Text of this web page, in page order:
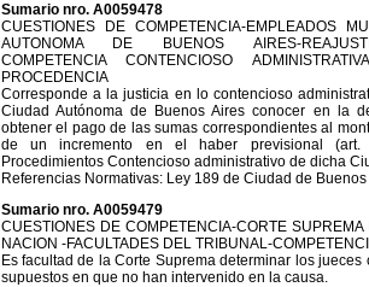
Sumario nro. A0059478
CUESTIONES DE COMPETENCIA-EMPLEADOS
AUTONOMA DE BUENOS AIRES-
COMPETENCIA CONTENCIOSO
PROCEDENCIA
Corresponde a la justicia en lo contencioso
Ciudad Autónoma de Buenos Aires conocer en la
obtener el pago de las sumas correspondientes al
de un incremento en el haber previsional
Procedimientos Contencioso administrativo de dicha
Referencias Normativas: Ley 189 de Ciudad de Buenos
Sumario nro. A0059479
CUESTIONES DE COMPETENCIA-CORTE
NACION -FACULTADES DEL TRIBUNAL-
Es facultad de la Corte Suprema determinar los jueces
supuestos en que no han intervenido en la causa.